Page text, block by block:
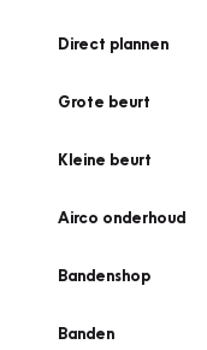
Direct plannen
Grote beurt
Kleine beurt
Airco onderhoud
Bandenshop
Banden